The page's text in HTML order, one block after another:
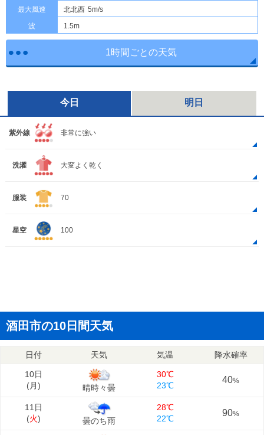
最大風速 北北西 5m/s
波
1.5m
1時間ごとの天気
今日 明日
紫外線 非常に強い
洗濯 大変よく乾く
服装 70
星空 100
酒田市の10日間天気
日付 天気 気温 降水確率
10日
(月) 晴時々曇
30℃
23℃
40%
11日
(火) 曇のち雨
28℃
22℃
90%